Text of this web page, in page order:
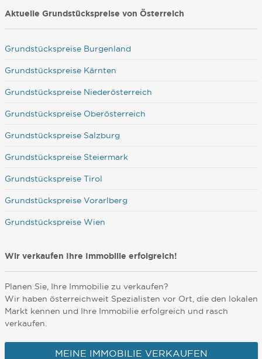
Aktuelle Grundstückspreise von Österreich
Grundstückspreise Burgenland
Grundstückspreise Kärnten
Grundstückspreise Niederösterreich
Grundstückspreise Oberösterreich
Grundstückspreise Salzburg
Grundstückspreise Steiermark
Grundstückspreise Tirol
Grundstückspreise Vorarlberg
Grundstückspreise Wien
Wir verkaufen Ihre Immobilie erfolgreich!
Planen Sie, Ihre Immobilie zu verkaufen?
Wir haben österreichweit Spezialisten vor Ort, die den lokalen
Markt kennen und Ihre Immobilie erfolgreich und rasch
verkaufen.
MEINE IMMOBILIE VERKAUFEN